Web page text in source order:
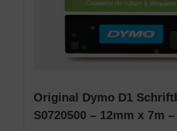
Original Dymo D1
S0720500 – 12mm x 7m